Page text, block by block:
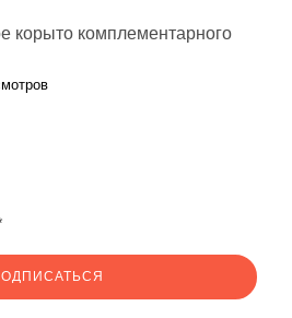
корыто комплементарного